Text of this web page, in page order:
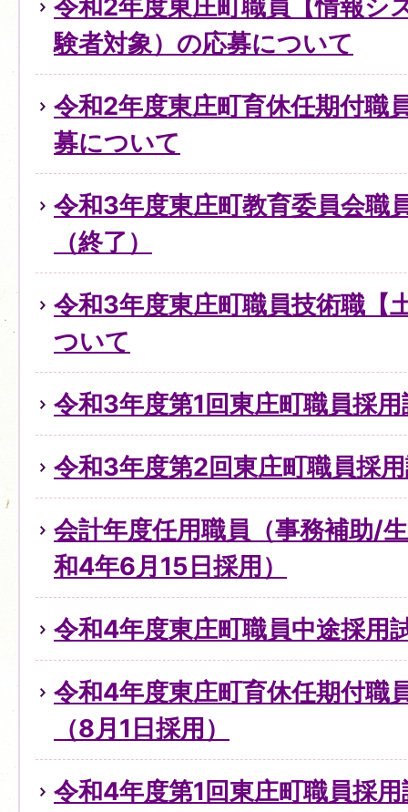
令和2年度東庄町職員【情報シ
験者対象）の応募について
令和2年度東庄町育休任期付職
募について
令和3年度東庄町教育委員会職
（終了）
令和3年度東庄町職員技術職【
ついて
令和3年度第1回東庄町職員採用
令和3年度第2回東庄町職員採
会計年度任用職員（事務補助/
和4年6月15日採用）
令和4年度東庄町職員中途採用
令和4年度東庄町育休任期付職
（8月1日採用）
令和4年度第1回東庄町職員採